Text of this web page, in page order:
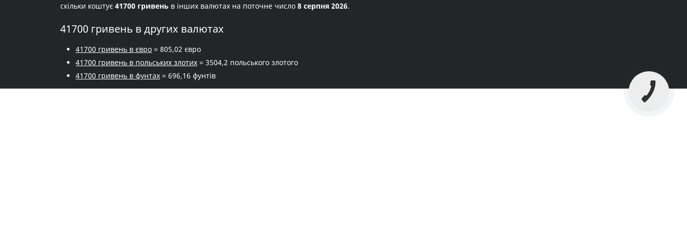
скільки коштує 41700 гривень в інших валютах на поточне число 8 серпня 2026.
41700 гривень в других валютах
41700 гривень в євро = 805,02 євро
41700 гривень в польських злотих = 3504,2 польського злотого
41700 гривень в фунтах = 696,16 фунтів